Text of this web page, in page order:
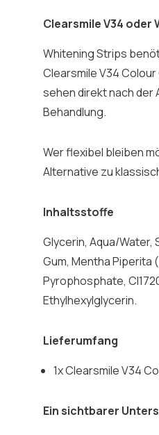
Clearsmile V34 oder
Whitening Strips
Clearsmile V34
sehen direkt nach der
Behandlung.
Wer flexibel bleiben
Alternative zu
Inhaltsstoffe
Glycerin, Aqua/Water,
Gum, Mentha Piperita
Pyrophosphate,
Ethylhexylglycerin.
Lieferumfang
1x Clearsmile V34
Ein sichtbarer